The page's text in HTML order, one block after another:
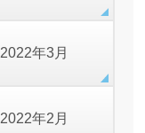
2022年3月
2022年2月